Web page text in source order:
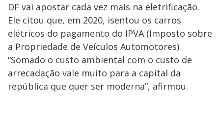
DF vai apostar cada vez mais na eletrificação.
Ele citou que, em 2020, isentou os carros
elétricos do pagamento do IPVA (Imposto sobre
a Propriedade de Veículos Automotores).
“Somado o custo ambiental com o custo de
arrecadação vale muito para a capital da
república que quer ser moderna”, afirmou.